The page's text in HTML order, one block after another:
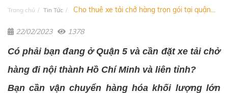
Trang chủ Tin Tức Cho thuê xe tải chở hàng trọn gói tại quận...
22/02/2023 1378
Có phải bạn đang ở Quận 5 và cần đặt xe tải chở
hàng đi nội thành Hồ Chí Minh và liên tỉnh?
Bạn cần vận chuyển hàng hóa khối lượng lớn